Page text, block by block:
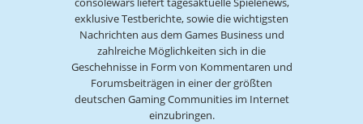
exklusive Testberichte, sowie die wichtigsten
Nachrichten aus dem Games Business und
zahlreiche Möglichkeiten sich in die
Geschehnisse in Form von Kommentaren und
Forumsbeiträgen in einer der größten
deutschen Gaming Communities im Internet
einzubringen.